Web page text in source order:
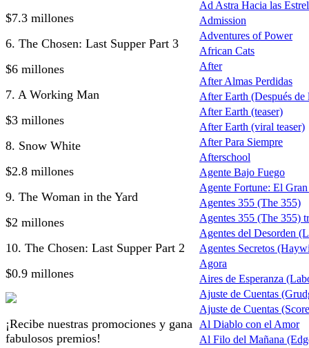
$7.3 millones
6. The Chosen: Last Supper Part 3
$6 millones
7. A Working Man
$3 millones
8. Snow White
$2.8 millones
9. The Woman in the Yard
$2 millones
10. The Chosen: Last Supper Part 2
$0.9 millones
¡Recibe nuestras promociones y gana
fabulosos premios!
Ad Astra Hacia las
Admission
Adventures of Power
African Cats
After
After Almas Perdidas
After Earth (Después de
After Earth (teaser)
After Earth (viral teaser)
After Para Siempre
Afterschool
Agente Bajo Fuego
Agente Fortune: El
Agentes 355 (The 355)
Agentes 355 (The 355)
Agentes del Desorden
Agentes Secretos
Agora
Aires de Esperanza
Ajuste de Cuentas
Ajuste de Cuentas
Al Diablo con el Amor
Al Filo del Mañana